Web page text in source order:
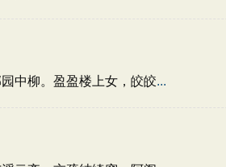
中柳。盈盈楼上女，皎皎...